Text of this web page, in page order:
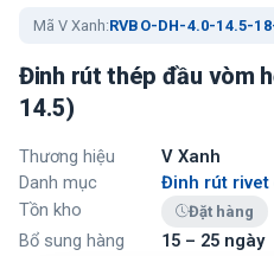
Mã V Xanh:RVBO-DH-4.0-14.5-
Đinh rút thép đầu vòm
14.5)
Thương hiệu
V Xanh
Danh mục
Đinh rút rivet
Tồn kho
Đặt hàng
Bổ sung hàng 15 – 25 ngày